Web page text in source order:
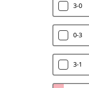
3-0
0-3
3-1